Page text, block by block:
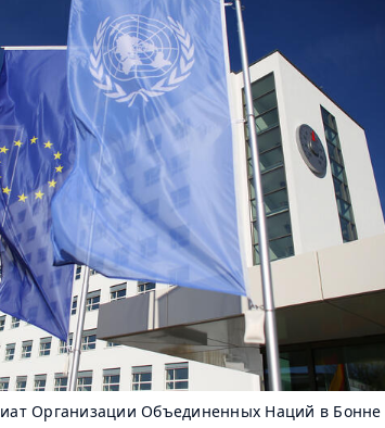
Организации Объединенных Наций в Бонне